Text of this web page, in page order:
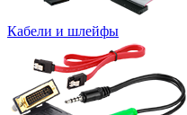
Кабели и шлейфы